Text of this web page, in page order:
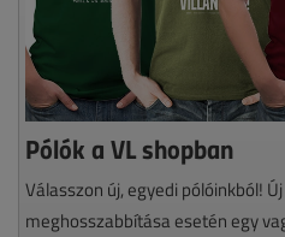
Pólók a VL shopban
Válasszon új, egyedi pólóinkból!
meghosszabbítása esetén egy